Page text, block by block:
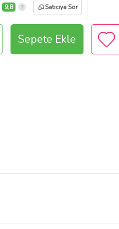
9,8 Satıcıya Sor
Sepete Ekle